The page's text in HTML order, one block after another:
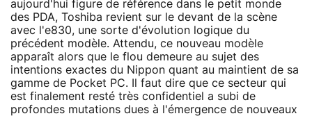
aujourd'hui figure de référence dans le petit monde
des PDA, Toshiba revient sur le devant de la scène
avec l'e830, une sorte d'évolution logique du
précédent modèle. Attendu, ce nouveau modèle
apparaît alors que le flou demeure au sujet des
intentions exactes du Nippon quant au maintient de sa
gamme de Pocket PC. Il faut dire que ce secteur qui
est finalement resté très confidentiel a subi de
profondes mutations dues à l'émergence de nouveaux